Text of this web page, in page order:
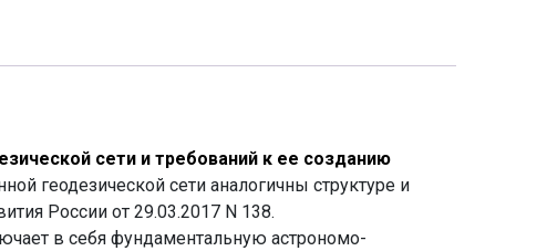
сети и требований к ее созданию
геодезической сети аналогичны структуре и
России от 29.03.2017 N 138.
в себя фундаментальную астрономо-